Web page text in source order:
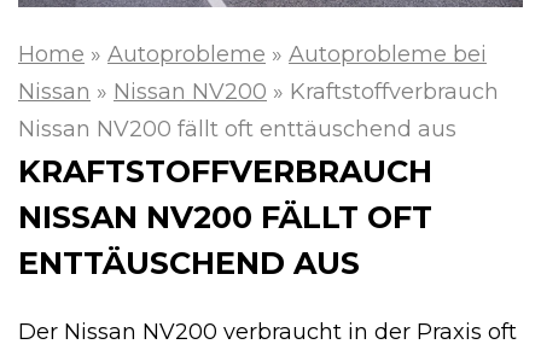
Home » Autoprobleme » Autoprobleme bei
Nissan » Nissan NV200 » Kraftstoffverbrauch
Nissan NV200 fällt oft enttäuschend aus
KRAFTSTOFFVERBRAUCH
NISSAN NV200 FÄLLT OFT
ENTTÄUSCHEND AUS
Der Nissan NV200 verbraucht in der Praxis oft